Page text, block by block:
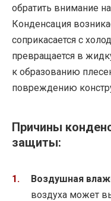
обратить внимание
Конденсация
соприкасается с
превращается в
к образованию
повреждению
Причины
защиты:
Воздушная
воздуха может